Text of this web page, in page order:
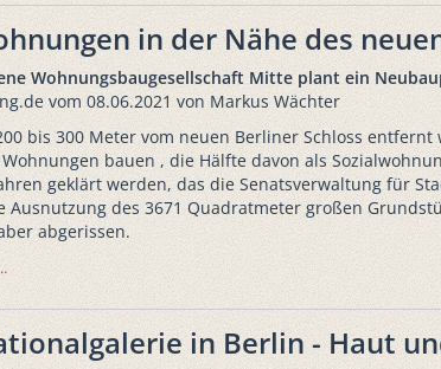
in der Nähe des
Wohnungsbaugesellschaft Mitte plant ein
vom 08.06.2021 von Markus Wächter
bis 300 Meter vom neuen Berliner Schloss
bauen , die Hälfte davon als
geklärt werden, das die Senatsverwaltung für
Ausnutzung des 3671 Quadratmeter großen
abgerissen.
in Berlin - Haut